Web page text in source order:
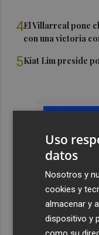
4El Villarreal pone
con una victoria
5Kiat Lim preside
Uso
datos
Nosotros y
cookies y
almacenar y
dispositivo y